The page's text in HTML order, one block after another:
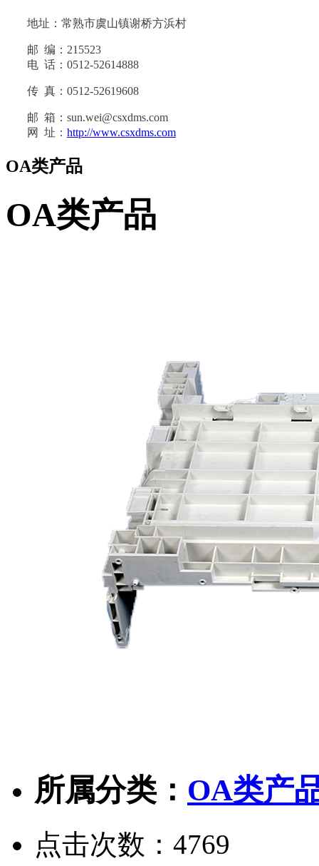
地址：常熟市虞山镇谢桥方浜村
邮 编：215523
电 话：0512-52614888
传 真：0512-52619608
邮 箱：sun.wei@csxdms.com
网 址： http://www.csxdms.com
OA类产品
OA类产品
所属分类： OA类产
点击次数： 4769